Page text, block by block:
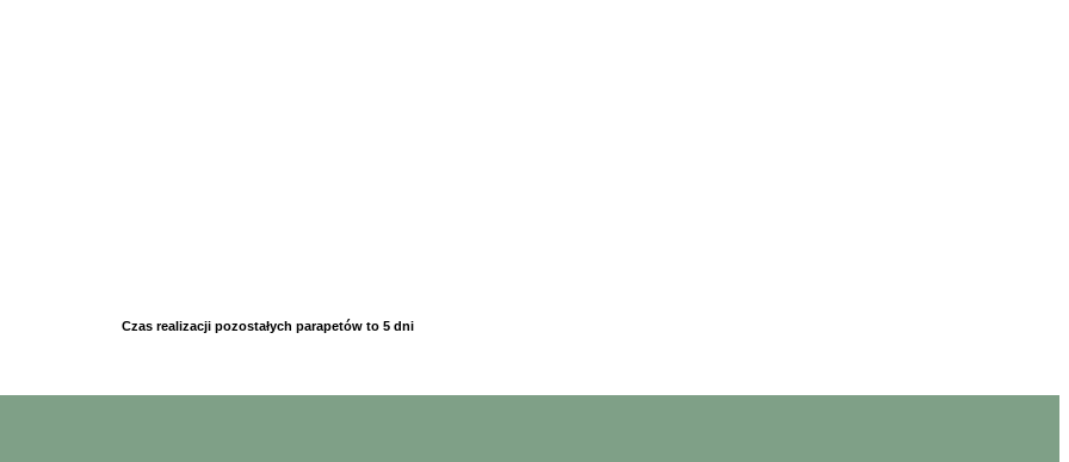
Czas realizacji pozostałych parapetów to 5 dni